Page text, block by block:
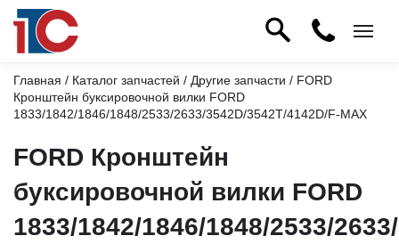
Главная / Каталог запчастей / Другие запчасти / FORD
Кронштейн буксировочной вилки FORD
1833/1842/1846/1848/2533/2633/3542D/3542T/4142D/F-MAX
FORD Кронштейн
буксировочной вилки FORD
1833/1842/1846/1848/2533/